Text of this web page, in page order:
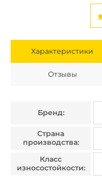
Характеристики
Отзывы
Бренд:
Страна
производства:
Класс
износостойкости: